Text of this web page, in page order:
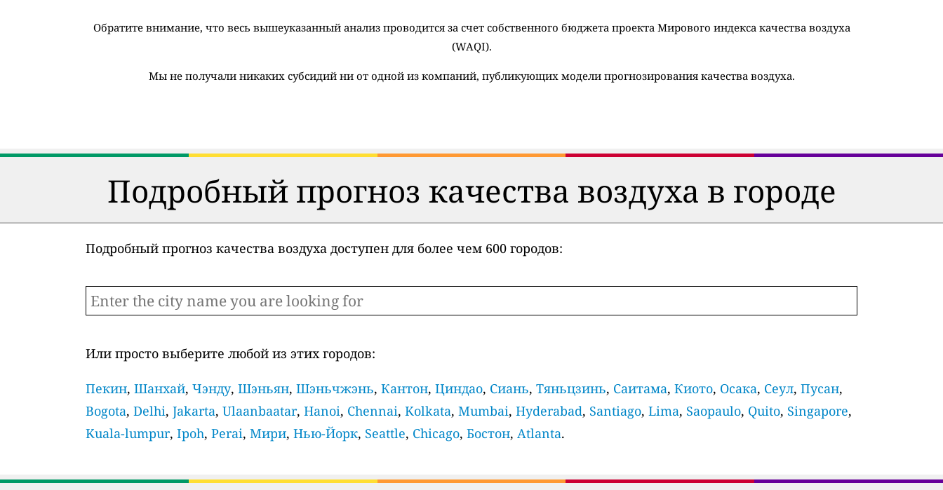
Обратите внимание, что весь вышеуказанный анализ проводится за счет собственного бюджета проекта Мирового индекса качества воздуха
(WAQI).
Мы не получали никаких субсидий ни от одной из компаний, публикующих модели прогнозирования качества воздуха.
Подробный прогноз качества воздуха в городе
Подробный прогноз качества воздуха доступен для более чем 600 городов:
Или просто выберите любой из этих городов:
Пекин, Шанхай, Чэнду, Шэньян, Шэньчжэнь, Кантон, Циндао, Сиань, Тяньцзинь, Саитама, Киото, Осака, Сеул, Пусан,
Bogota, Delhi, Jakarta, Ulaanbaatar, Hanoi, Chennai, Kolkata, Mumbai, Hyderabad, Santiago, Lima, Saopaulo, Quito, Singapore,
Kuala-lumpur, Ipoh, Perai, Мири, Нью-Йорк, Seattle, Chicago, Бостон, Atlanta.